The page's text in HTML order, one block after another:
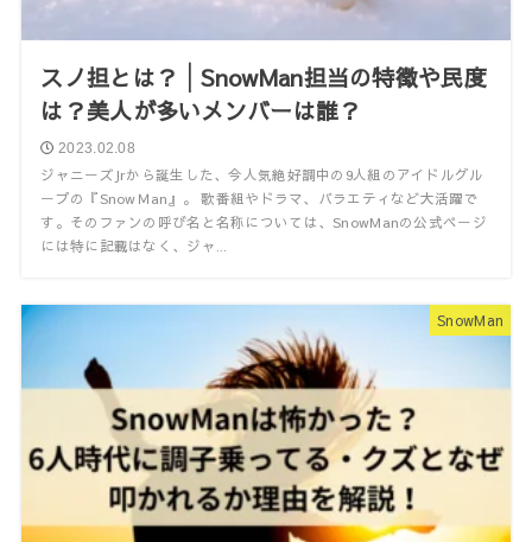
スノ担とは？│SnowMan担当の特徴や民度
は？美人が多いメンバーは誰？
2023.02.08
ジャニーズJrから誕生した、今人気絶好調中の9人組のアイドルグル
ープの『SnowＭan』。 歌番組やドラマ、バラエティなど大活躍で
す。そのファンの呼び名と名称については、SnowManの公式ページ
には特に記載はなく、ジャ...
SnowMan